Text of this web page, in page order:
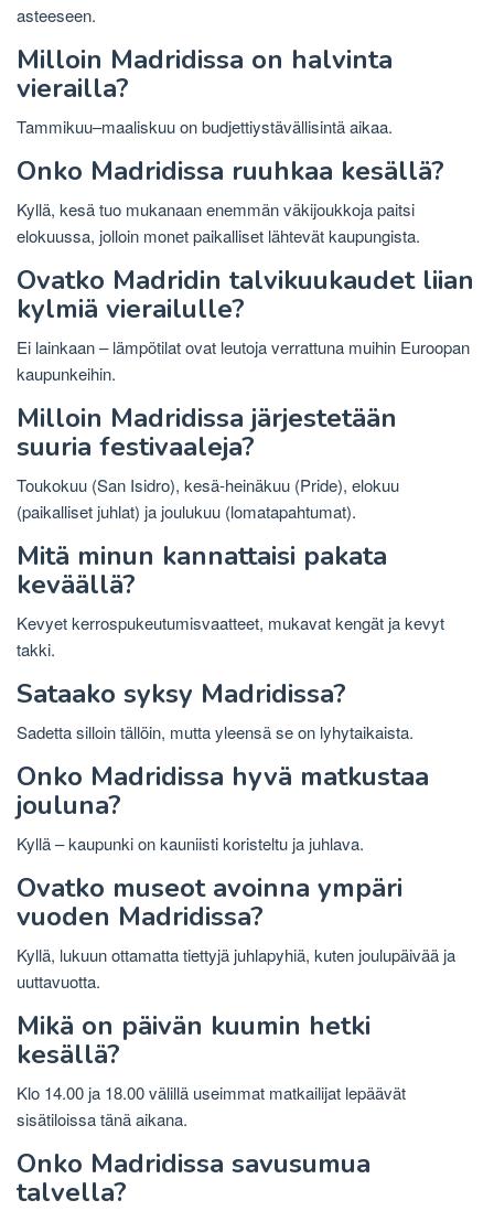
asteeseen.
Milloin Madridissa on halvinta
vierailla?
Tammikuu–maaliskuu on budjettiystävällisintä aikaa.
Onko Madridissa ruuhkaa kesällä?
Kyllä, kesä tuo mukanaan enemmän väkijoukkoja paitsi
elokuussa, jolloin monet paikalliset lähtevät kaupungista.
Ovatko Madridin talvikuukaudet liian
kylmiä vierailulle?
Ei lainkaan – lämpötilat ovat leutoja verrattuna muihin Euroopan
kaupunkeihin.
Milloin Madridissa järjestetään
suuria festivaaleja?
Toukokuu (San Isidro), kesä-heinäkuu (Pride), elokuu
(paikalliset juhlat) ja joulukuu (lomatapahtumat).
Mitä minun kannattaisi pakata
keväällä?
Kevyet kerrospukeutumisvaatteet, mukavat kengät ja kevyt
takki.
Sataako syksy Madridissa?
Sadetta silloin tällöin, mutta yleensä se on lyhytaikaista.
Onko Madridissa hyvä matkustaa
jouluna?
Kyllä – kaupunki on kauniisti koristeltu ja juhlava.
Ovatko museot avoinna ympäri
vuoden Madridissa?
Kyllä, lukuun ottamatta tiettyjä juhlapyhiä, kuten joulupäivää ja
uuttavuotta.
Mikä on päivän kuumin hetki
kesällä?
Klo 14.00 ja 18.00 välillä useimmat matkailijat lepäävät
sisätiloissa tänä aikana.
Onko Madridissa savusumua
talvella?